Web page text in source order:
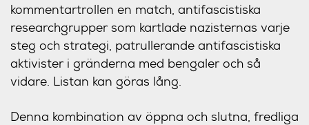
kommentartrollen en match, antifascistiska
researchgrupper som kartlade nazisternas varje
steg och strategi, patrullerande antifascistiska
aktivister i gränderna med bengaler och så
vidare. Listan kan göras lång.
Denna kombination av öppna och slutna, fredliga